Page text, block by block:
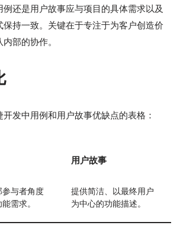
还是用户故事应与项目的具体需求以及
保持一致。关键在于专注于为客户创造价
部的协作。
发中用例和用户故事优缺点的表格：
用户故事
参与者角度
需求。
提供简洁、以最终用户
为中心的功能描述。